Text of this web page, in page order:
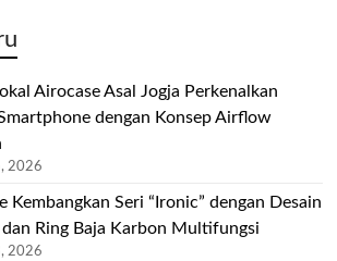
Airocase Asal Jogja Perkenalkan
dengan Konsep Airflow
2026
Kembangkan Seri “Ironic” dengan Desain
Ring Baja Karbon Multifungsi
2026